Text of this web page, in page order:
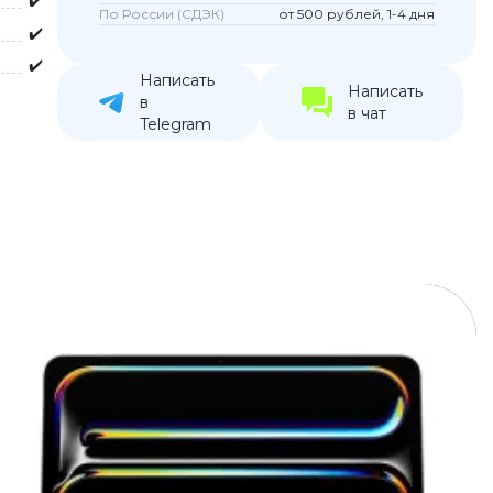
держатели
✔️
✔️
По России (СДЭК)
от 500 рублей, 1-4 дня
Написать
в
Telegram
Написать
в чат